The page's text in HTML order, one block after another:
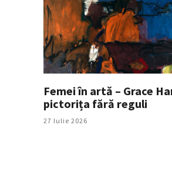
Femei în artă – Grace
pictorița fără reguli
27 Iulie 2026